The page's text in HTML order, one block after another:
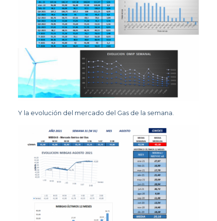
Y la evolución del mercado del Gas de la semana.